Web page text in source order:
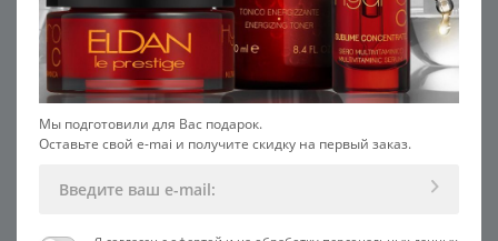
ПОДГОТОВКА
15 минут
НАНЕСТИ
Мы подготовили для Вас подарок.
Оставьте свой e-mai и получите скидку на первый заказ.